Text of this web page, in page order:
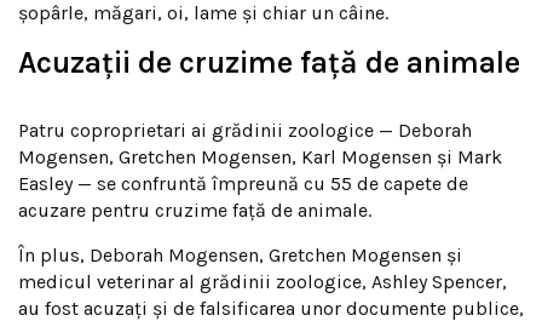
șopârle, măgari, oi, lame și chiar un câine.
Acuzații de cruzime față de animale
Patru coproprietari ai grădinii zoologice — Deborah
Mogensen, Gretchen Mogensen, Karl Mogensen și Mark
Easley — se confruntă împreună cu 55 de capete de
acuzare pentru cruzime față de animale.
În plus, Deborah Mogensen, Gretchen Mogensen și
medicul veterinar al grădinii zoologice, Ashley Spencer,
au fost acuzați și de falsificarea unor documente publice,